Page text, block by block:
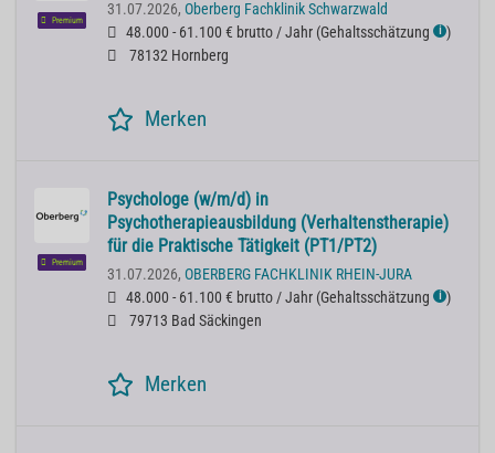
Premium
31.07.2026, Oberberg Fachklinik Schwarzwald
48.000 - 61.100 € brutto / Jahr (Gehaltsschätzung ℹ )
78132 Hornberg
Merken
Premium
Psychologe (w/m/d) in
Psychotherapieausbildung (Verhaltenstherapie)
für die Praktische Tätigkeit (PT1/PT2)
31.07.2026, OBERBERG FACHKLINIK RHEIN-JURA
48.000 - 61.100 € brutto / Jahr (Gehaltsschätzung ℹ )
79713 Bad Säckingen
Merken